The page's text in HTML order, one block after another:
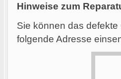
Hinweise zum
Sie können das
folgende Adresse